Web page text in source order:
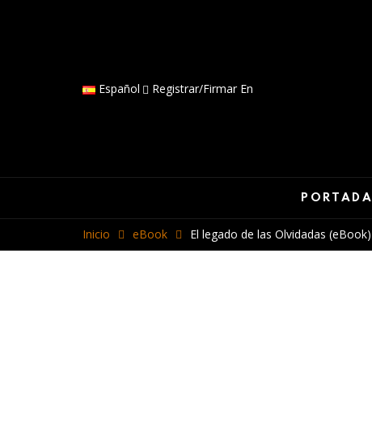
Español Registrar/firmar En
PORTADA
Inicio eBook El legado de las Olvidadas (eBook)